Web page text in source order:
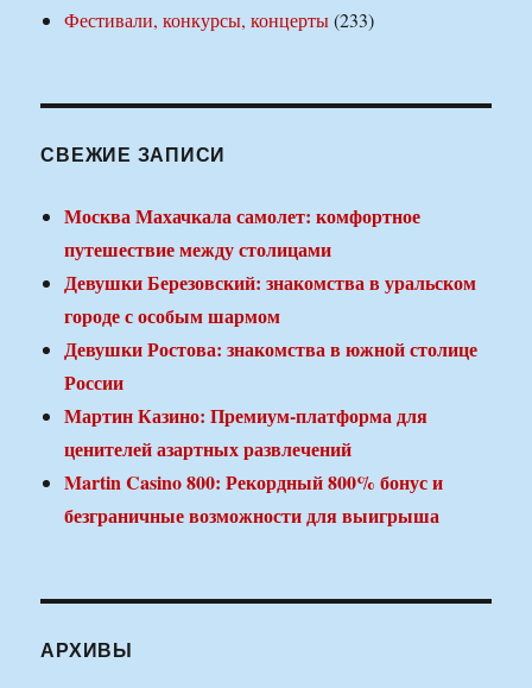
Фестивали, конкурсы, концерты(233)
СВЕЖИЕ ЗАПИСИ
Москва Махачкала самолет: комфортное
путешествие между столицами
Девушки Березовский: знакомства в уральском
городе с особым шармом
Девушки Ростова: знакомства в южной столице
России
Мартин Казино: Премиум-платформа для
ценителей азартных развлечений
Martin Casino 800: Рекордный 800% бонус и
безграничные возможности для выигрыша
АРХИВЫ